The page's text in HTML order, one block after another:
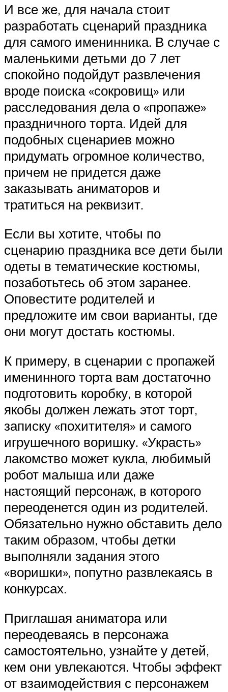
И все же, для начала стоит
разработать сценарий праздника
для самого именинника. В случае с
маленькими детьми до 7 лет
спокойно подойдут развлечения
вроде поиска «сокровищ» или
расследования дела о «пропаже»
праздничного торта. Идей для
подобных сценариев можно
придумать огромное количество,
причем не придется даже
заказывать аниматоров и
тратиться на реквизит.
Если вы хотите, чтобы по
сценарию праздника все дети были
одеты в тематические костюмы,
позаботьтесь об этом заранее.
Оповестите родителей и
предложите им свои варианты, где
они могут достать костюмы.
К примеру, в сценарии с пропажей
именинного торта вам достаточно
подготовить коробку, в которой
якобы должен лежать этот торт,
записку «похитителя» и самого
игрушечного воришку. «Украсть»
лакомство может кукла, любимый
робот малыша или даже
настоящий персонаж, в которого
переоденется один из родителей.
Обязательно нужно обставить дело
таким образом, чтобы детки
выполняли задания этого
«воришки», попутно развлекаясь в
конкурсах.
Приглашая аниматора или
переодеваясь в персонажа
самостоятельно, узнайте у детей,
кем они увлекаются. Чтобы эффект
от взаимодействия с персонажем